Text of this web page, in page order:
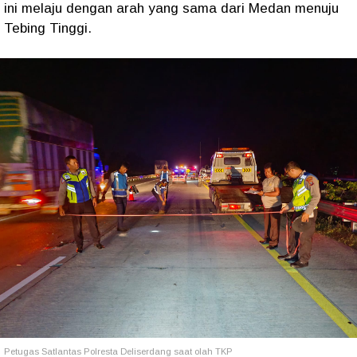
ini melaju dengan arah yang sama dari Medan menuju
Tebing Tinggi.
Petugas Satlantas Polresta Deliserdang saat olah TKP